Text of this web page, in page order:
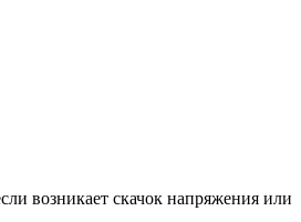
возникает скачок напряжения или